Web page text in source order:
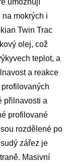
umožňují
mokrých i
Twin Trac
olej, což
teplot, a
a reakce
přilnavosti a
profilované
rozdělené po
zářez je
Masivní